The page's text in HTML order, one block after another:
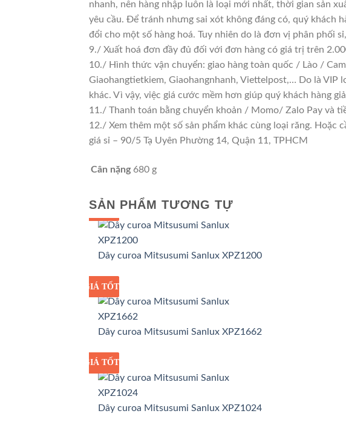
nhanh, nên hàng nhập luôn là loại mới nhất, thời gian sản
yêu cầu. Để tránh nhưng sai xót không đáng có, quý khách
đổi cho một số hàng hoá. Tuy nhiên do là đơn vị phân phối
9./ Xuất hoá đơn đầy đủ đối với đơn hàng có giá trị trên
10./ Hình thức vận chuyển: giao hàng toàn quốc / Lào /
Giaohangtietkiem, Giaohangnhanh, Viettelpost,… Do là
khác. Vì vậy, việc giá cước mềm hơn giúp quý khách hàng
11./ Thanh toán bằng chuyển khoản / Momo/ Zalo Pay và
12./ Xem thêm một số sản phẩm khác cùng loại răng.
giá sỉ – 90/5 Tạ Uyên Phường 14, Quận 11, TPHCM
Cân nặng 680 g
SẢN PHẨM TƯƠNG TỰ
GIÁ SỈ
GIÁ TỐT
Dây curoa Mitsusumi Sanlux XPZ1200
GIÁ SỈ
GIÁ TỐT
Dây curoa Mitsusumi Sanlux XPZ1662
GIÁ SỈ
GIÁ TỐT
Dây curoa Mitsusumi Sanlux XPZ1024